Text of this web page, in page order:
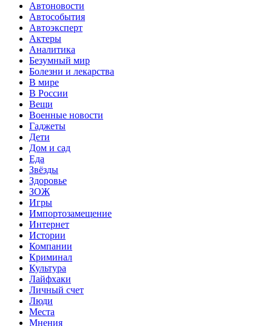
Автоновости
Автособытия
Автоэксперт
Актеры
Аналитика
Безумный мир
Болезни и лекарства
В мире
В России
Вещи
Военные новости
Гаджеты
Дети
Дом и сад
Еда
Звёзды
Здоровье
ЗОЖ
Игры
Импортозамещение
Интернет
Истории
Компании
Криминал
Культура
Лайфхаки
Личный счет
Люди
Места
Мнения